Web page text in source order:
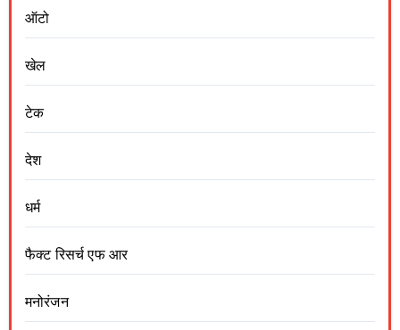
ऑटो
खेल
टेक
देश
धर्म
फैक्ट रिसर्च एफ आर
मनोरंजन